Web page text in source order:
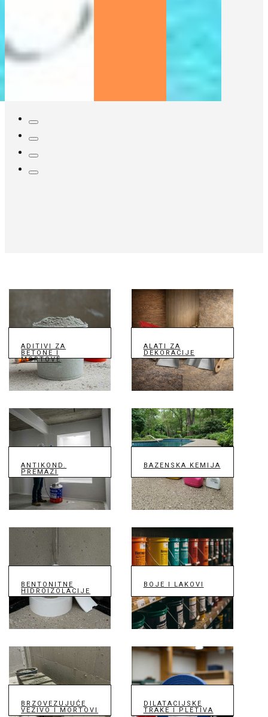
ADITIVI ZA
BETONE I
MORTOVE
ALATI ZA
DEKORACIJE
ANTIKOND.
PREMAZI
BAZENSKA KEMIJA
BENTONITNE
HIDROIZOLACIJE
BOJE I LAKOVI
BRZOVEZUJUĆE
VEZIVO I MORTOVI
DILATACIJSKE
TRAKE I PLETIVA